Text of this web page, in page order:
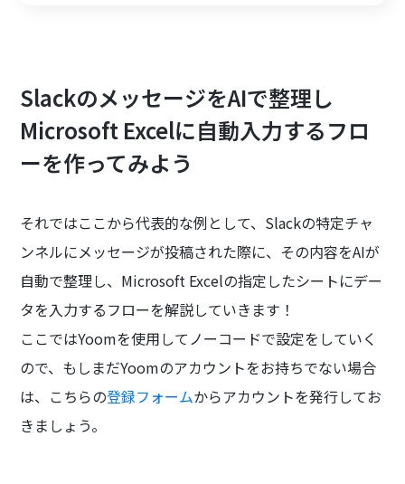
SlackのメッセージをAIで整理し
Microsoft Excelに自動入力するフロ
ーを作ってみよう
それではここから代表的な例として、Slackの特定チャ
ンネルにメッセージが投稿された際に、その内容をAIが
自動で整理し、Microsoft Excelの指定したシートにデー
タを入力するフローを解説していきます！
ここではYoomを使用してノーコードで設定をしていく
ので、もしまだYoomのアカウントをお持ちでない場合
は、こちらの登録フォームからアカウントを発行してお
きましょう。